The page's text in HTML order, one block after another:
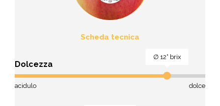
Scheda tecnica
Dolcezza
∅ 12° brix
acidulo dolce